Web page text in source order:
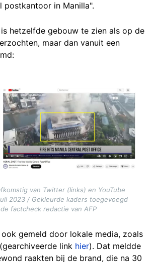
postkantoor in Manilla".
hetzelfde gebouw te zien als op de
maar dan vanuit een
van Twitter (links) en YouTube
2023 / Gekleurde kaders toegevoegd
factcheck redactie van AFP
gemeld door lokale media, zoals
link hier). Dat meldde
raakten bij de brand, die na 30